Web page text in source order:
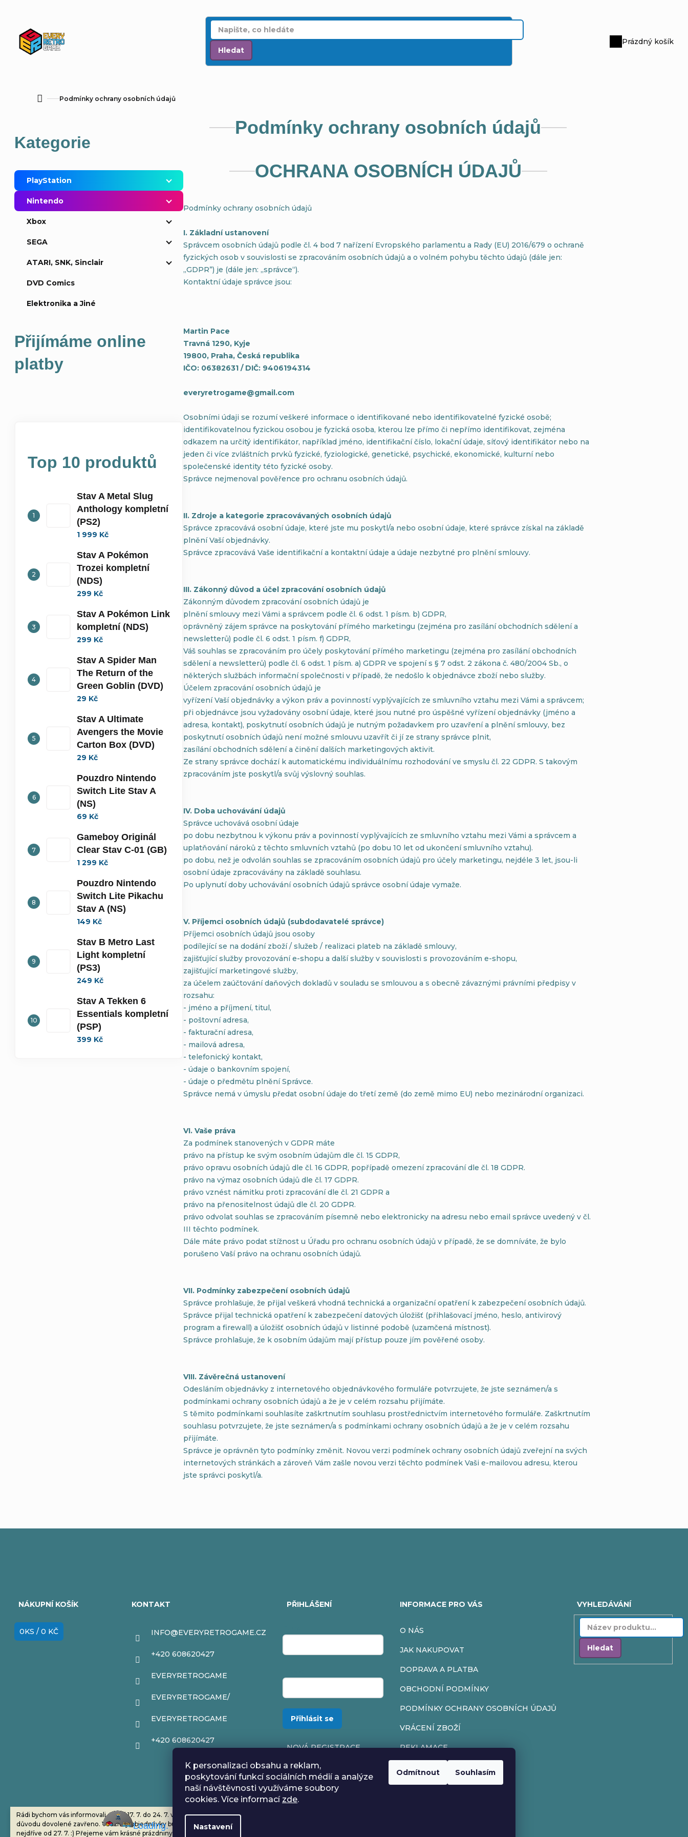
K personalizaci obsahu a reklam,
poskytování funkcí sociálních médií a analýze
naší návštěvnosti využíváme soubory
cookies. Více informací zde.
Nastavení
Odmítnout Souhlasím
Rádi bychom vás informovali, že od 17. 7. do 24. 7. včetně máme z
důvodu dovolené zavřeno. Všechny objednávky budou vyřízeny co
nejdříve od 27. 7. :) Přejeme vám krásné prázdniny!
Hledat
Nákupní
Prázdný košík
DomůPodmínky ochrany osobních údajů
o
s
t
p
a
Přeskočit
kategorie
Kategorie
PlayStation
Nintendo
Xbox
SEGA
ATARI, SNK, Sinclair
DVD Comics
Elektronika a Jiné
Přijímáme online
platby
Top 10 produktů
Stav A Metal Slug
Anthology kompletní
(PS2)
1 999 Kč
Stav A Pokémon
Trozei kompletní
(NDS)
299 Kč
Stav A Pokémon Link
kompletní (NDS)
299 Kč
Stav A Spider Man
The Return of the
Green Goblin (DVD)
29 Kč
Stav A Ultimate
Avengers the Movie
Carton Box (DVD)
29 Kč
Pouzdro Nintendo
Switch Lite Stav A
(NS)
69 Kč
Gameboy Originál
Clear Stav C-01 (GB)
1 299 Kč
Pouzdro Nintendo
Switch Lite Pikachu
Stav A (NS)
149 Kč
Stav B Metro Last
Light kompletní
(PS3)
249 Kč
Stav A Tekken 6
Essentials kompletní
(PSP)
399 Kč
Podmínky ochrany osobních údajů
OCHRANA OSOBNÍCH ÚDAJŮ
Podmínky ochrany osobních údajů
I. Základní ustanovení
Správcem osobních údajů podle čl. 4 bod 7 nařízení Evropského parlamentu a Rady (EU) 2016/679 o ochraně
fyzických osob v souvislosti se zpracováním osobních údajů a o volném pohybu těchto údajů (dále jen:
„GDPR”) je (dále jen: „správce“).
Kontaktní údaje správce jsou:
Martin Pace
Travná 1290, Kyje
19800, Praha, Česká republika
IČO: 06382631 / DIČ: 9406194314
everyretrogame@gmail.com
Osobními údaji se rozumí veškeré informace o identifikované nebo identifikovatelné fyzické osobě;
identifikovatelnou fyzickou osobou je fyzická osoba, kterou lze přímo či nepřímo identifikovat, zejména
odkazem na určitý identifikátor, například jméno, identifikační číslo, lokační údaje, síťový identifikátor nebo na
jeden či více zvláštních prvků fyzické, fyziologické, genetické, psychické, ekonomické, kulturní nebo
společenské identity této fyzické osoby.
Správce nejmenoval pověřence pro ochranu osobních údajů.
II. Zdroje a kategorie zpracovávaných osobních údajů
Správce zpracovává osobní údaje, které jste mu poskytl/a nebo osobní údaje, které správce získal na základě
plnění Vaší objednávky.
Správce zpracovává Vaše identifikační a kontaktní údaje a údaje nezbytné pro plnění smlouvy.
III. Zákonný důvod a účel zpracování osobních údajů
Zákonným důvodem zpracování osobních údajů je
plnění smlouvy mezi Vámi a správcem podle čl. 6 odst. 1 písm. b) GDPR,
oprávněný zájem správce na poskytování přímého marketingu (zejména pro zasílání obchodních sdělení a
newsletterů) podle čl. 6 odst. 1 písm. f) GDPR,
Váš souhlas se zpracováním pro účely poskytování přímého marketingu (zejména pro zasílání obchodních
sdělení a newsletterů) podle čl. 6 odst. 1 písm. a) GDPR ve spojení s § 7 odst. 2 zákona č. 480/2004 Sb., o
některých službách informační společnosti v případě, že nedošlo k objednávce zboží nebo služby.
Účelem zpracování osobních údajů je
vyřízení Vaší objednávky a výkon práv a povinností vyplývajících ze smluvního vztahu mezi Vámi a správcem;
při objednávce jsou vyžadovány osobní údaje, které jsou nutné pro úspěšné vyřízení objednávky (jméno a
adresa, kontakt), poskytnutí osobních údajů je nutným požadavkem pro uzavření a plnění smlouvy, bez
poskytnutí osobních údajů není možné smlouvu uzavřít či jí ze strany správce plnit,
zasílání obchodních sdělení a činění dalších marketingových aktivit.
Ze strany správce dochází k automatickému individuálnímu rozhodování ve smyslu čl. 22 GDPR. S takovým
zpracováním jste poskytl/a svůj výslovný souhlas.
IV. Doba uchovávání údajů
Správce uchovává osobní údaje
po dobu nezbytnou k výkonu práv a povinností vyplývajících ze smluvního vztahu mezi Vámi a správcem a
uplatňování nároků z těchto smluvních vztahů (po dobu 10 let od ukončení smluvního vztahu).
po dobu, než je odvolán souhlas se zpracováním osobních údajů pro účely marketingu, nejdéle 3 let, jsou-li
osobní údaje zpracovávány na základě souhlasu.
Po uplynutí doby uchovávání osobních údajů správce osobní údaje vymaže.
V. Příjemci osobních údajů (subdodavatelé správce)
Příjemci osobních údajů jsou osoby
podílející se na dodání zboží / služeb / realizaci plateb na základě smlouvy,
zajišťující služby provozování e-shopu a další služby v souvislosti s provozováním e-shopu,
zajišťující marketingové služby,
za účelem zaúčtování daňových dokladů v souladu se smlouvou a s obecně závaznými právními předpisy v
rozsahu:
- jméno a příjmení, titul,
- poštovní adresa,
- fakturační adresa,
- mailová adresa,
- telefonický kontakt,
- údaje o bankovním spojení,
- údaje o předmětu plnění Správce.
Správce nemá v úmyslu předat osobní údaje do třetí země (do země mimo EU) nebo mezinárodní organizaci.
VI. Vaše práva
Za podmínek stanovených v GDPR máte
právo na přístup ke svým osobním údajům dle čl. 15 GDPR,
právo opravu osobních údajů dle čl. 16 GDPR, popřípadě omezení zpracování dle čl. 18 GDPR.
právo na výmaz osobních údajů dle čl. 17 GDPR.
právo vznést námitku proti zpracování dle čl. 21 GDPR a
právo na přenositelnost údajů dle čl. 20 GDPR.
právo odvolat souhlas se zpracováním písemně nebo elektronicky na adresu nebo email správce uvedený v čl.
III těchto podmínek.
Dále máte právo podat stížnost u Úřadu pro ochranu osobních údajů v případě, že se domníváte, že bylo
porušeno Vaší právo na ochranu osobních údajů.
VII. Podmínky zabezpečení osobních údajů
Správce prohlašuje, že přijal veškerá vhodná technická a organizační opatření k zabezpečení osobních údajů.
Správce přijal technická opatření k zabezpečení datových úložišť (přihlašovací jméno, heslo, antivirový
program a firewall) a úložišť osobních údajů v listinné podobě (uzamčená místnost).
Správce prohlašuje, že k osobním údajům mají přístup pouze jím pověřené osoby.
VIII. Závěrečná ustanovení
Odesláním objednávky z internetového objednávkového formuláře potvrzujete, že jste seznámen/a s
podmínkami ochrany osobních údajů a že je v celém rozsahu přijímáte.
S těmito podmínkami souhlasíte zaškrtnutím souhlasu prostřednictvím internetového formuláře. Zaškrtnutím
souhlasu potvrzujete, že jste seznámen/a s podmínkami ochrany osobních údajů a že je v celém rozsahu
přijímáte.
Správce je oprávněn tyto podmínky změnit. Novou verzi podmínek ochrany osobních údajů zveřejní na svých
internetových stránkách a zároveň Vám zašle novou verzi těchto podmínek Vaši e-mailovou adresu, kterou
jste správci poskytl/a.
NÁKUPNÍ KOŠÍK
0KS / 0 KČ
KONTAKT
INFO@EVERYRETROGAME.CZ
+420 608620427
EVERYRETROGAME
EVERYRETROGAME/
EVERYRETROGAME
+420 608620427
PŘIHLÁŠENÍ
Přihlásit se
NOVÁ REGISTRACE
ZAPOMENUTÉ HESLO
INFORMACE PRO VÁS
O NÁS
JAK NAKUPOVAT
DOPRAVA A PLATBA
OBCHODNÍ PODMÍNKY
PODMÍNKY OCHRANY OSOBNÍCH ÚDAJŮ
VRÁCENÍ ZBOŽÍ
REKLAMACE
VYHLEDÁVÁNÍ
Hledat
Loading..